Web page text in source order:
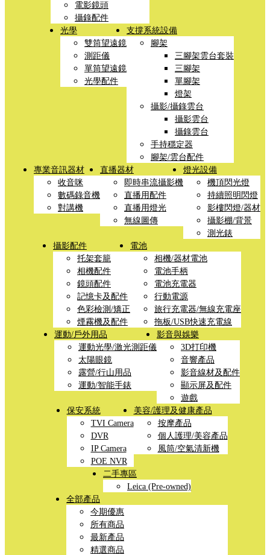
電影鏡頭
攝錄配件
光學
雙筒望遠鏡
測距儀
單筒望遠鏡
光學配件
支撐系統設備
腳架
三腳架雲台套裝
三腳架
單腳架
燈架
攝影/攝錄雲台
攝影雲台
攝錄雲台
手持穩定器
腳架/雲台配件
專業音訊器材
收音咪
數碼錄音機
對講機
直播器材
即時串流攝影機
直播用配件
直播用燈光
無線圖傳
燈光設備
機頂閃光燈
持續照明閃燈
影樓閃燈/器材
攝影棚/背景
測光錶
攝影配件
托架套籠
相機配件
鏡頭配件
記憶卡及配件
色彩檢測/矯正
煙霧機及配件
電池
相機/器材電池
電池手柄
電池充電器
行動電源
旅行充電器/無線充電座
拖板/USB快速充電線
運動/戶外用品
運動光學/激光測距儀
太陽眼鏡
露營/行山用品
運動/智能手錶
影音與娛樂
3D打印機
音響產品
影音線材及配件
顯示屏及配件
遊戲
保安系統
TVI Camera
DVR
IP Camera
POE NVR
美容/護理及健康產品
按摩產品
個人護理/美容產品
風筒/空氣清新機
二手專區
Leica (Pre-owned)
全部產品
今期優惠
所有商品
最新產品
精選商品